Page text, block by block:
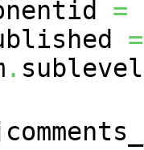
=
=
. sublevel